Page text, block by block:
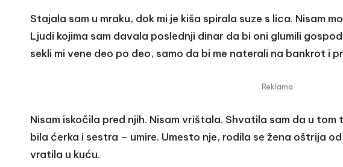
Stajala sam u mraku, dok mi je kiša spirala suze s lica. Nisam
Ljudi kojima sam davala poslednji dinar da bi oni glumili
sekli mi vene deo po deo, samo da bi me naterali na bankrot i
Reklama
Nisam iskočila pred njih. Nisam vrištala. Shvatila sam da u
bila ćerka i sestra – umire. Umesto nje, rodila se žena oštrija
vratila u kuću.